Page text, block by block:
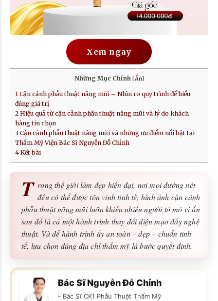
Xem ngay
Những Mục Chính [Ẩn]
1 Cận cảnh phẫu thuật nâng mũi – Nhìn rõ quy trình để hiểu
đúng giá trị
2 Hiệu quả từ cận cảnh phẫu thuật nâng mũi và lý do khách
hàng tin chọn
3 Cận cảnh phẫu thuật nâng mũi và những ưu điểm nổi bật tại
Thẩm Mỹ Viện Bác Sĩ Nguyễn Đỗ Chỉnh
4 Kết bài
T rong thế giới làm đẹp hiện đại, nơi mọi đường nét
đều có thể được tôn vinh tinh tế, hình ảnh cận cảnh
phẫu thuật nâng mũi luôn khiến nhiều người tò mò vì ẩn
sau đó là cả một hành trình thay đổi diện mạo đầy nghệ
thuật. Và để hành trình ấy an toàn – đẹp – chuẩn tinh
tế, lựa chọn đúng địa chỉ thẩm mỹ là bước quyết định.
Bác Sĩ Nguyễn Đỗ Chỉnh
- Bác Sĩ CK1 Phẫu Thuật Thẩm Mỹ